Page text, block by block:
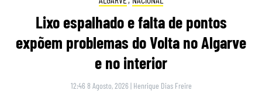
Lixo espalhado e falta de pontos
expõem problemas do Volta no Algarve
e no interior
12:46 8 Agosto, 2026 | Henrique Dias Freire